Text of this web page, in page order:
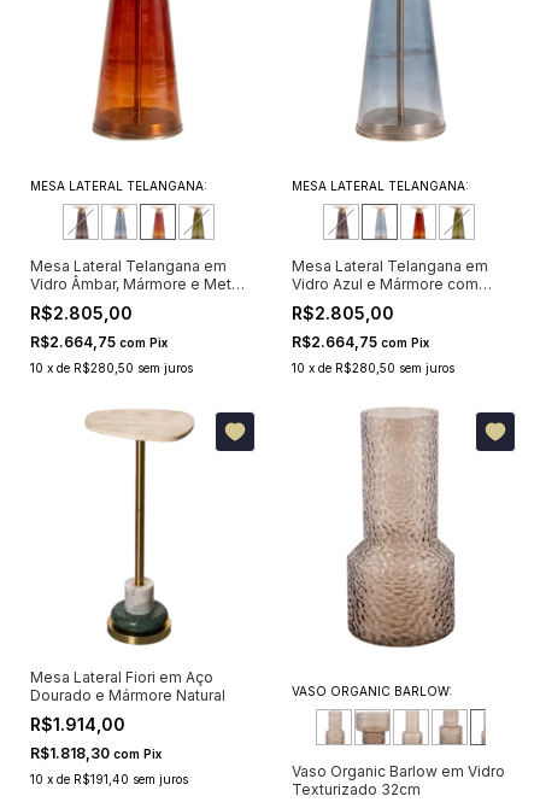
MESA LATERAL TELANGANA:
Mesa Lateral Telangana em
Vidro Âmbar, Mármore e Metal
Dourado 51cm
R$2.805,00
R$2.664,75 com Pix
10 x de R$280,50 sem juros
MESA LATERAL TELANGANA:
Mesa Lateral Telangana em
Vidro Azul e Mármore com
Metal Dourado 58cm
R$2.805,00
R$2.664,75 com Pix
10 x de R$280,50 sem juros
Mesa Lateral Fiori em Aço
Dourado e Mármore Natural
R$1.914,00
R$1.818,30 com Pix
10 x de R$191,40 sem juros
VASO ORGANIC BARLOW:
Vaso Organic Barlow em Vidro
Texturizado 32cm